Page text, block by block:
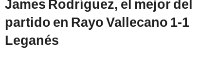
James Rodríguez, el mejor del
partido en Rayo Vallecano 1-1
Leganés